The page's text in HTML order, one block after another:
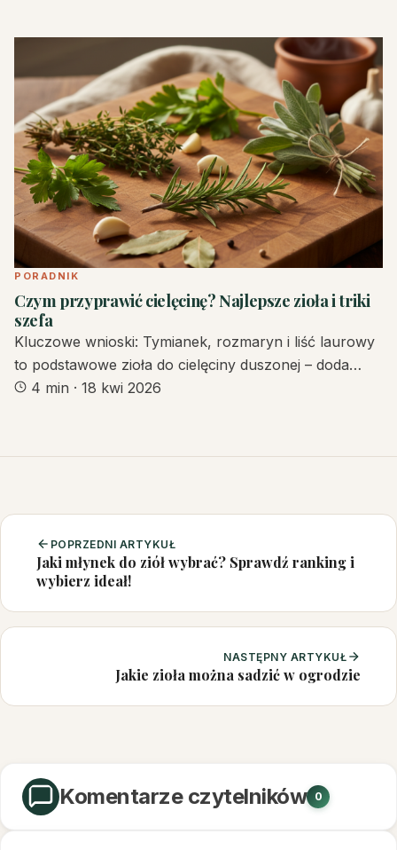
PORADNIK
Czym przyprawić cielęcinę? Najlepsze zioła i triki
szefa
Kluczowe wnioski: Tymianek, rozmaryn i liść laurowy
to podstawowe zioła do cielęciny duszonej – doda…
4 min · 18 kwi 2026
POPRZEDNI ARTYKUŁ
Jaki młynek do ziół wybrać? Sprawdź ranking i
wybierz ideał!
NASTĘPNY ARTYKUŁ
Jakie zioła można sadzić w ogrodzie
Komentarze czytelników 0